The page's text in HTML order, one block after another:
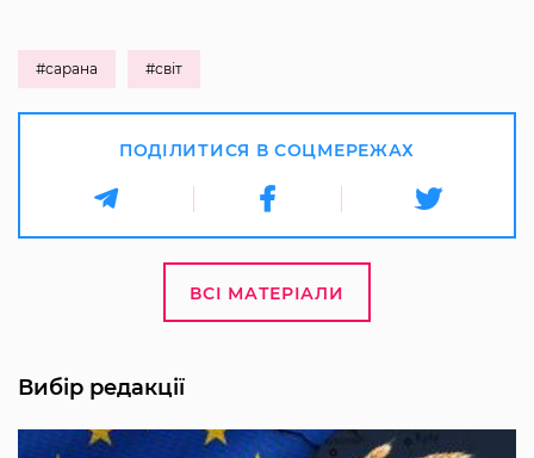
#сарана #світ
ПОДІЛИТИСЯ В СОЦМЕРЕЖАХ
ВСІ МАТЕРІАЛИ
Вибір редакції